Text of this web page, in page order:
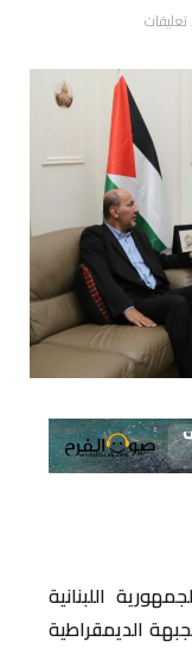
تعليقات
اللبنانية
الديمقراطية